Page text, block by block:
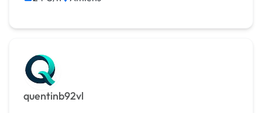
quentinb92vl